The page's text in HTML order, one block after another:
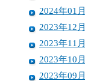
2024年01月
2023年12月
2023年11月
2023年10月
2023年09月